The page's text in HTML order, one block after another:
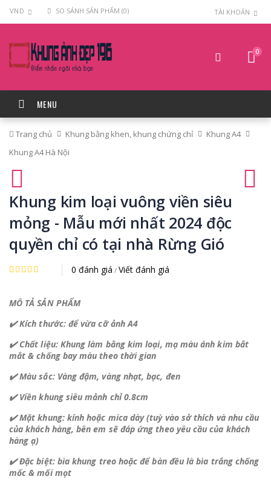
VND SO SÁNH SẢN PHẨM (0) TÀI KHOẢN
0
MENU
Trang chủ Khung bằng khen, khung chứng chỉ
Khung A4
Khung A4 Hà Nội
Khung kim loại vuông viền siêu
mỏng - Mẫu mới nhất 2024 độc
quyền chỉ có tại nhà Rừng Gió
0 đánh giá / Viết đánh giá
MÔ TẢ SẢN PHẨM
✔️ Kích thước: để vừa cỡ ảnh A4
✔️ Chất liệu: Khung làm bằng kim loại, mạ màu ánh kim bắt
mắt & chống bay màu theo thời gian
✔️ Màu sắc: Vàng đậm, vàng nhạt, bạc, đen
✔️ Viền khung siêu mảnh chỉ 0.8cm
✔️ Mặt khung: kính hoặc mica dày (tuỳ vào sở thích và nhu cầu
của khách hàng, bên em sẽ đáp ứng theo yêu cầu của khách
hàng ạ)
✔️ Đặc biệt: bìa khung treo hoặc để bàn đều là bìa trắng chống
mốc & mối mọt